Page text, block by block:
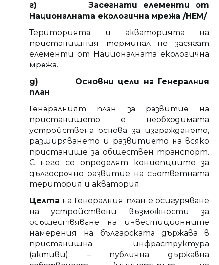
г) Засегнати елементи от
Националната екологична мрежа /НЕМ/
Територията и акваторията на
пристанищния терминал не засягат
елементи от Националната екологична
мрежа.
д) Основни цели на Генералния
план
Генералният план за развитие на
пристанището е необходимата
устройствена основа за изграждането,
разширяването и развитието на всяко
пристанище за обществен транспорт.
С него се определят концепциите за
дългосрочно развитие на съответната
територия и акватория.
Целта на Генералния план е осигуряване
на устройствени възможности за
осъществяване на инвестиционните
намерения на българската държава в
пристанищна инфраструктура
(активи) – публична държавна